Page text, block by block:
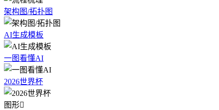
架构图/拓扑图
AI生成模板
一图看懂AI
2026世界杯
图形